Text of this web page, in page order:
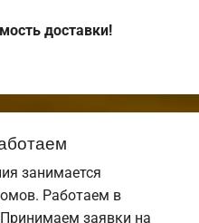
доставки!
занимается
Работаем в
заявки на